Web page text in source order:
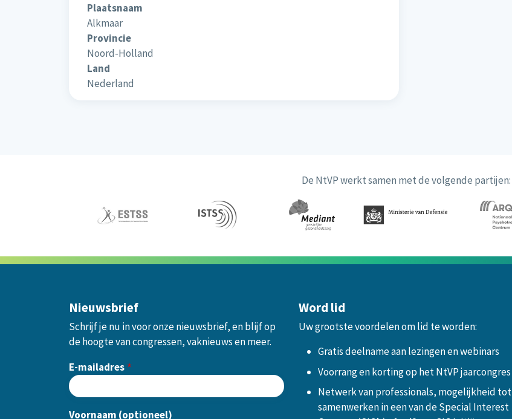
Plaatsnaam
Alkmaar
Provincie
Noord-Holland
Land
Nederland
De NtVP werkt samen met de volgende partijen:
Nieuwsbrief
Schrijf je nu in voor onze nieuwsbrief, en blijf op
de hoogte van congressen, vaknieuws en meer.
E-mailadres
Voornaam (optioneel)
Word lid
Uw grootste voordelen om lid te worden:
Gratis deelname aan lezingen en webinars
Voorrang en korting op het NtVP jaarcongres
Netwerk van professionals, mogelijkheid tot
samenwerken in een van de Special Interest